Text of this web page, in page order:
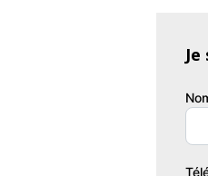
- Aide
- Carte
- Jantes
- Pack